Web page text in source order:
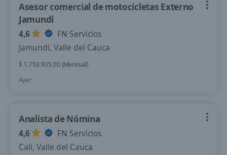
Asesor comercial de motocicletas Externo
Jamundí
4,6
FN Servicios
Jamundí, Valle del Cauca
$ 1.750.905,00 (Mensual)
Ayer
Analista de Nómina
4,6
FN Servicios
Cali, Valle del Cauca